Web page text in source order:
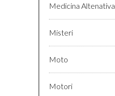
Medicina Altenativa
Misteri
Moto
Motori